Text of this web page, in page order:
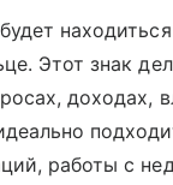
Этот знак
доходах,
работы с